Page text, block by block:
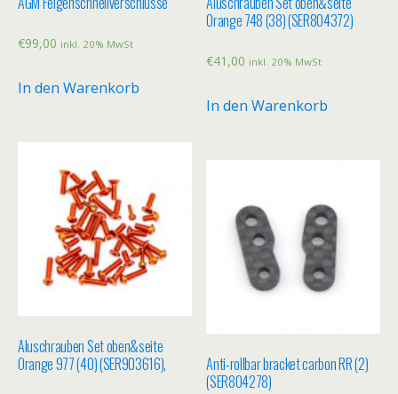
€99,00 inkl. 20% MwSt
In den Warenkorb
Orange 748 (38) (SER804372)
€41,00 inkl. 20% MwSt
In den Warenkorb
Aluschrauben Set oben&seite
Orange 977 (40) (SER903616),
Anti-rollbar bracket carbon RR (2)
(SER804278)